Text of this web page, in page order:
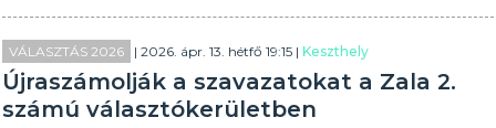
VÁLASZTÁS 2026 | 2026. ápr. 13. hétfő 19:15 |Keszthely
Újraszámolják a szavazatokat a Zala 2.
számú választókerületben